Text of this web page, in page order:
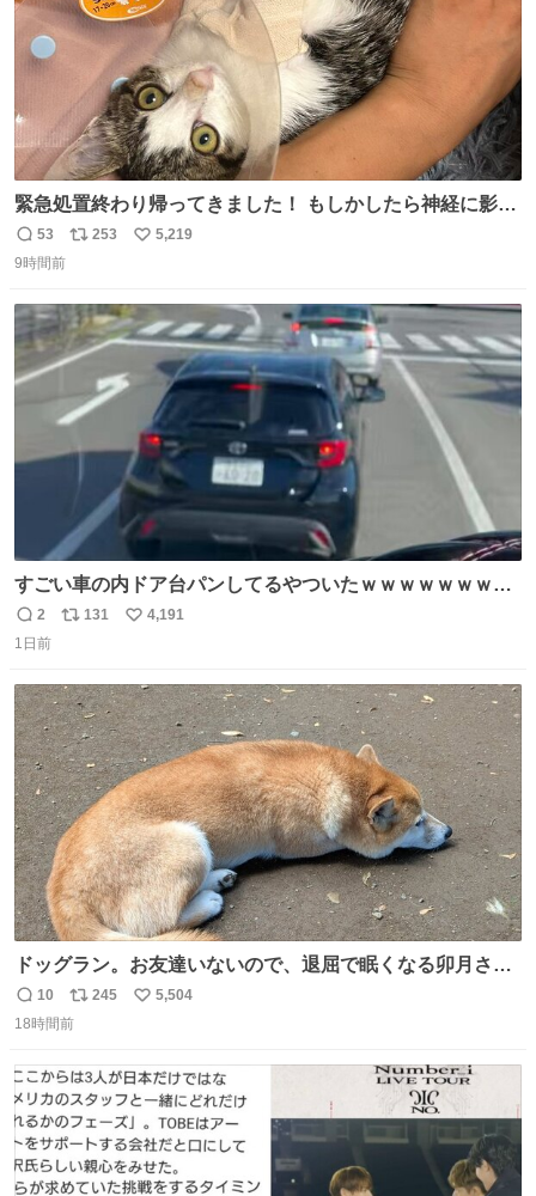
緊急処置終わり帰ってきました！ もしかしたら神経に影響
も出ているのかもと、、その影響で出にくいのもあるかも
との事 内臓エコーもしてみると少し動きが弱いのかもなぁ
て弟にぐるぐる言いながら甘えん坊してました☺️
返
信
53
リ
ト
数
253
い
数
5,219
9時間前
すごい車の内ドア台パンしてるやついたｗｗｗｗｗｗｗｗ
ｗｗｗｗｗｗ
返
信
2
リ
ト
数
131
い
数
4,191
1日前
ドッグラン。お友達いないので、退屈で眠くなる卯月さ
ん。 #柴犬卯月
返
信
10
リ
ポ
ト
数
245
い
数
5,504
18時間前